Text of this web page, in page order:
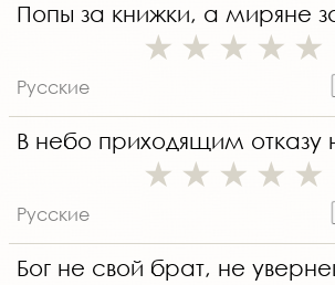
Попы за книжки, а миряне
Русские
В небо приходящим отказу
Русские
Бог не свой брат, не